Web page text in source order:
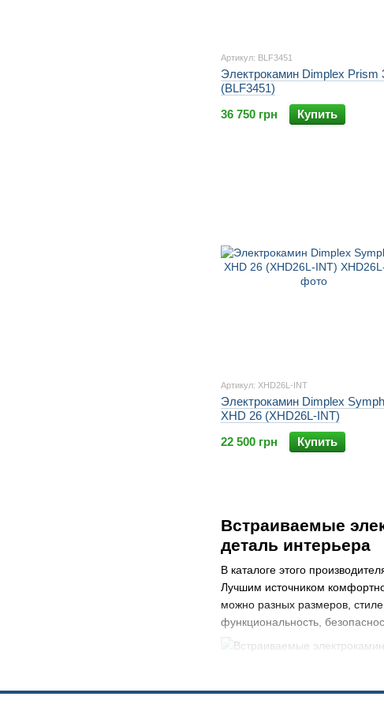
Встраиваемые
деталь интерьера
В каталоге этого
Лучшим источником
можно разных размеров,
функциональность,
Артикул: BLF3451
Электрокамин Dimplex Prism
(BLF3451)
36 750 грн
Купить
Артикул: XHD26L-INT
Электрокамин Dimplex
XHD 26 (XHD26L-INT)
22 500 грн
Купить